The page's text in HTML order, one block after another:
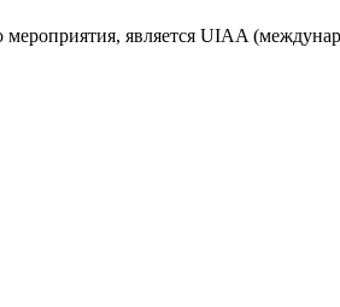
является UIAA